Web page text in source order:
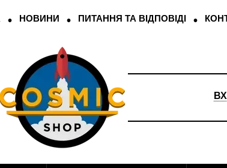
НОВИНИ ПИТАННЯ ТА ВІДПОВІДІ